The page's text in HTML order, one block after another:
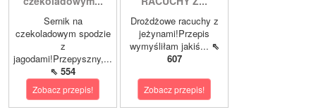
Sernik na
czekoladowym spodzie
z
jagodami!Przepyszny,...
⇖ 554
Zobacz przepis!
Drożdżowe racuchy z
jeżynami!Przepis
wymyśliłam jakiś... ⇖
607
Zobacz przepis!